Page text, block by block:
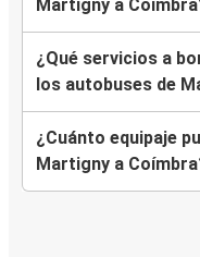
Martigny a
¿Qué servicios a
los autobuses de
¿Cuánto equipaje
Martigny a